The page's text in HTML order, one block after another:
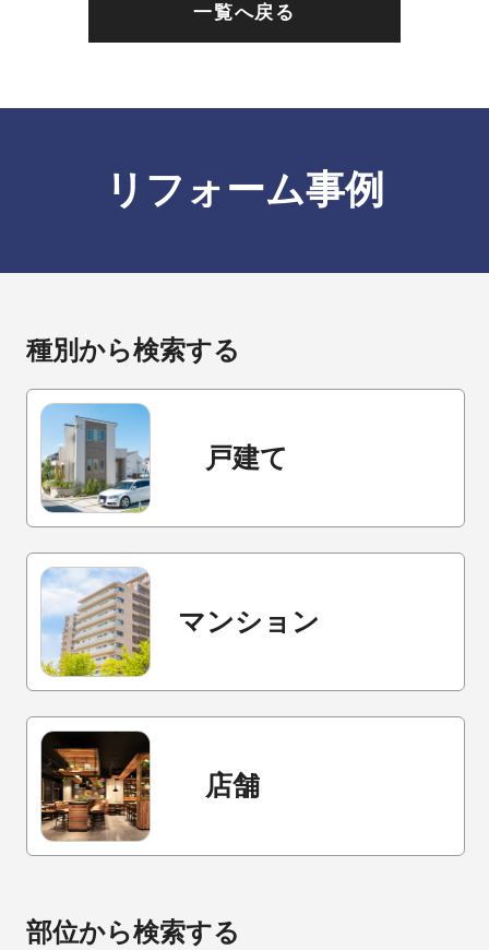
一覧へ戻る
リフォーム事例
種別から検索する
戸建て
マンション
店舗
部位から検索する